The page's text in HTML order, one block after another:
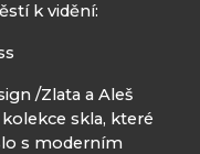
k vidění:
/Zlata a Aleš
skla, které
s moderním